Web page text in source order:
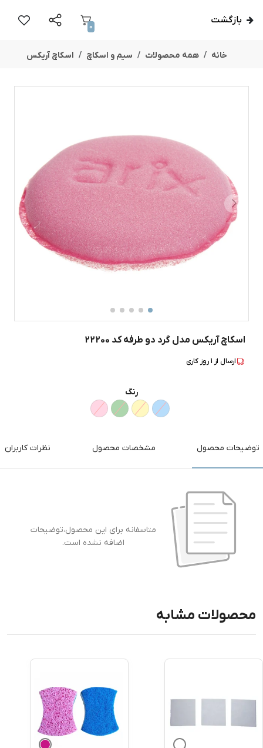
بازگشت
0
خانه همه محصولات سیم و اسکاچ اسکاچ آریکس
اسکاچ آریکس مدل گرد دو طرفه کد 22200
ارسال از 1روز کاری
رنگ
توضیحات محصول مشخصات محصول نظرات کاربران
متاسفانه برای این محصول،توضیحات
اضافه نشده است.
محصولات مشابه